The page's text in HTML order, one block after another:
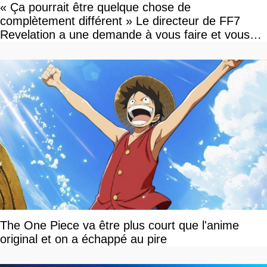
« Ça pourrait être quelque chose de
complètement différent » Le directeur de FF7
Revelation a une demande à vous faire et vous
The One Piece va être plus court que l'anime
original et on a échappé au pire